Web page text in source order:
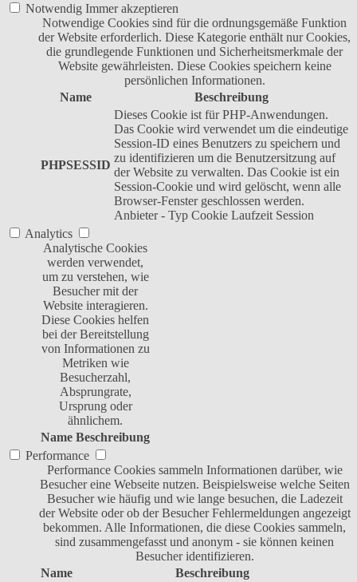
Notwendig Immer akzeptieren
Notwendige Cookies sind für die ordnungsgemäße Funktion
der Website erforderlich. Diese Kategorie enthält nur Cookies,
die grundlegende Funktionen und Sicherheitsmerkmale der
Website gewährleisten. Diese Cookies speichern keine
persönlichen Informationen.
Name
Beschreibung
PHPSESSID
Dieses Cookie ist für PHP-Anwendungen.
Das Cookie wird verwendet um die eindeutige
Session-ID eines Benutzers zu speichern und
zu identifizieren um die Benutzersitzung auf
der Website zu verwalten. Das Cookie ist ein
Session-Cookie und wird gelöscht, wenn alle
Browser-Fenster geschlossen werden.
Anbieter - Typ Cookie Laufzeit Session
Analytics
Analytische Cookies
werden verwendet,
um zu verstehen, wie
Besucher mit der
Website interagieren.
Diese Cookies helfen
bei der Bereitstellung
von Informationen zu
Metriken wie
Besucherzahl,
Absprungrate,
Ursprung oder
ähnlichem.
Name Beschreibung
Performance
Performance Cookies sammeln Informationen darüber, wie
Besucher eine Webseite nutzen. Beispielsweise welche Seiten
Besucher wie häufig und wie lange besuchen, die Ladezeit
der Website oder ob der Besucher Fehlermeldungen angezeigt
bekommen. Alle Informationen, die diese Cookies sammeln,
sind zusammengefasst und anonym - sie können keinen
Besucher identifizieren.
Name
Beschreibung